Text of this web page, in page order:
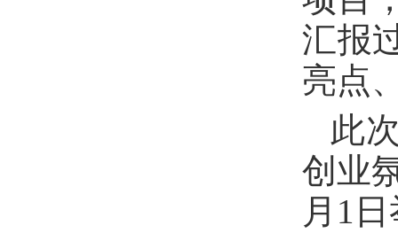
汇报
亮点
此
创业
月1